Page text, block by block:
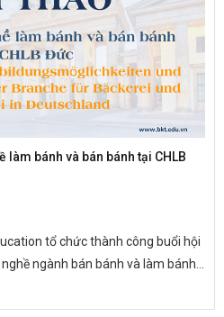
làm bánh và bán bánh tại CHLB
tổ chức thành công buổi hội
ngành bán bánh và làm bánh
Drei Ähren Bäckerei GmbH.